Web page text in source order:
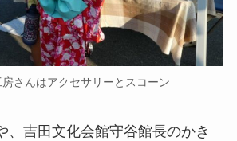
さんはアクセサリーとスコーン
、吉田文化会館守谷館長のかき